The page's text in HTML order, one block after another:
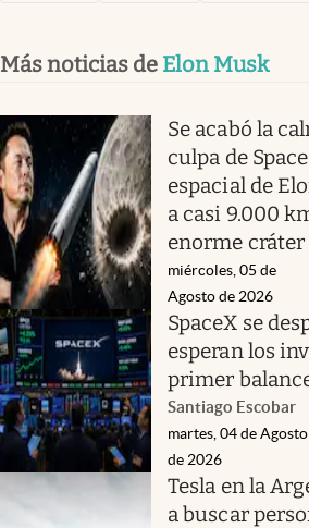
Más noticias de Elon Musk
Se acabó la
culpa de
espacial de
a casi 9.000
enorme cráter
miércoles, 05 de
Agosto de 2026
SpaceX se
esperan los
primer
Santiago Escobar
martes, 04 de Agosto
de 2026
Tesla en la
a buscar